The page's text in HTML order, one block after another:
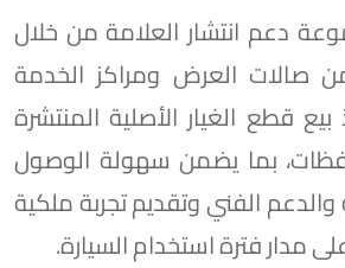
دعم انتشار العلامة من خلال
صالات العرض ومراكز الخدمة
قطع الغيار الأصلية المنتشرة
بما يضمن سهولة الوصول
الفني وتقديم تجربة ملكية
مدار فترة استخدام السيارة.